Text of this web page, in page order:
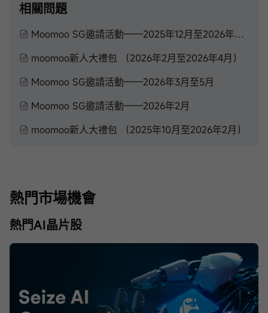
相關問題
Moomoo SG邀請活動——2025年12月至2026年2月
moomoo新人大禮包 （2026年2月至2026年4月）
Moomoo SG邀請活動——2026年3月至5月
Moomoo SG邀請活動——2026年2月
moomoo新人大禮包 （2025年10月至2026年2月）
熱門市場機會
熱門AI晶片股